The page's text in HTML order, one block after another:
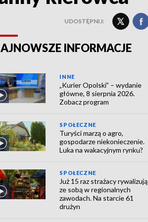
UDOSTĘPNIJ:
INFORMACJE
INNE
„Kurier Opolski” – wydanie
główne, 8 sierpnia 2026.
Zobacz program
SPOŁECZNE
Turyści marzą o agro,
gospodarze niekonieczenie.
Luka na wakacyjnym rynku?
SPOŁECZNE
Już 15 raz strażacy rywalizują
ze sobą w regionalnych
zawodach. Na starcie 61
drużyn